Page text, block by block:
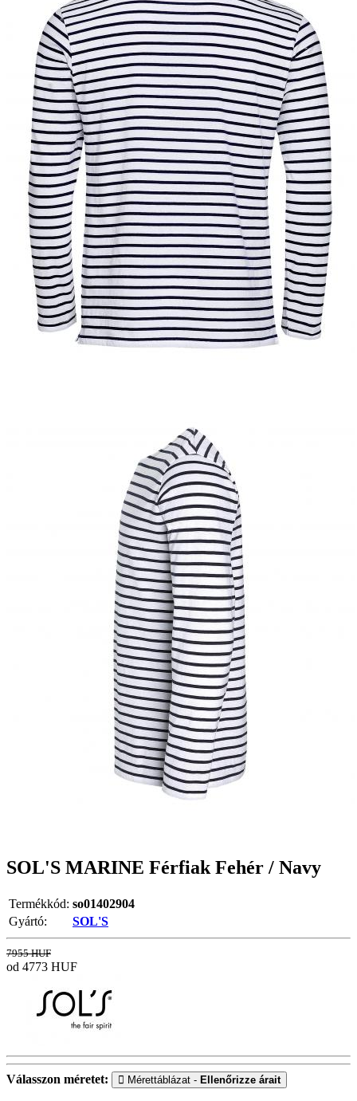
SOL'S MARINE Férfiak Fehér / Navy
Termékkód: so01402904
Gyártó:
SOL'S
7955 HUF
od 4773 HUF
Válasszon méretet: Mérettáblázat - Ellenőrizze árait